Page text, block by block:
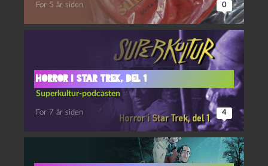
For 5 år siden 0
Horror i Star Trek, del 1
Superkultur-podcasten
For 7 år siden 4